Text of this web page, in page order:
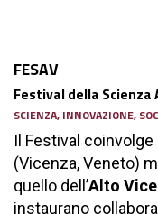
FESAV
Festival della Scienza
SCIENZA, INNOVAZIONE,
Il Festival
(Vicenza, Veneto)
quello dell’Alto
instaurano